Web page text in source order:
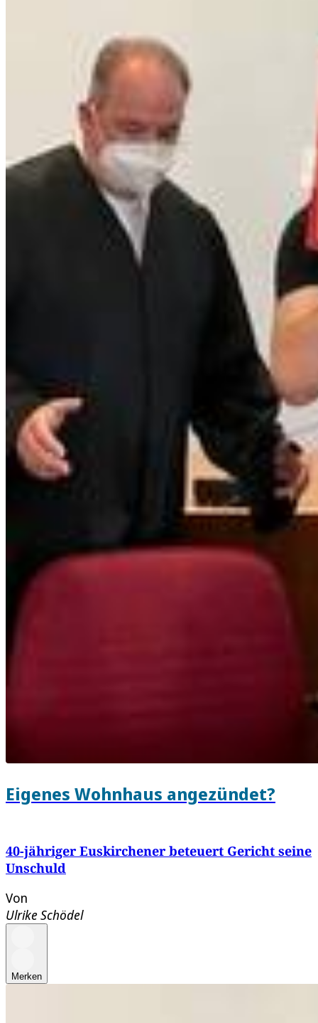
Eigenes Wohnhaus angezündet?
40-jähriger Euskirchener beteuert Gericht seine
Unschuld
Von
Ulrike Schödel
Merken